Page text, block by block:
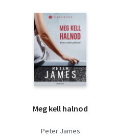
Meg kell halnod
Peter James